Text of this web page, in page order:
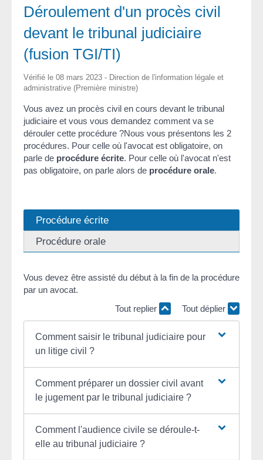
Déroulement d'un procès civil
devant le tribunal judiciaire
(fusion TGI/TI)
Vérifié le 08 mars 2023 - Direction de l'information légale et
administrative (Première ministre)
Vous avez un procès civil en cours devant le tribunal
judiciaire et vous vous demandez comment va se
dérouler cette procédure ?Nous vous présentons les 2
procédures. Pour celle où l'avocat est obligatoire, on
parle de procédure écrite. Pour celle où l'avocat n'est
pas obligatoire, on parle alors de procédure orale.
Procédure écrite
Procédure orale
Vous devez être assisté du début à la fin de la procédure
par un avocat.
Tout replier
Tout déplier
Comment saisir le tribunal judiciaire pour
un litige civil ?
Comment préparer un dossier civil avant
le jugement par le tribunal judiciaire ?
Comment l'audience civile se déroule-t-
elle au tribunal judiciaire ?